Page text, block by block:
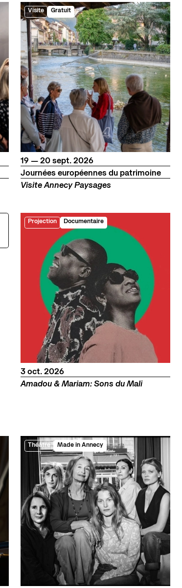
Visite Gratuit
du
19 — au
20 septembre
sept. 2026
Journées européennes du patrimoine
Visite Annecy Paysages
Projection Documentaire
3 octobre
oct. 2026
Amadou & Mariam: Sons du Mali
Théâtre Made in Annecy